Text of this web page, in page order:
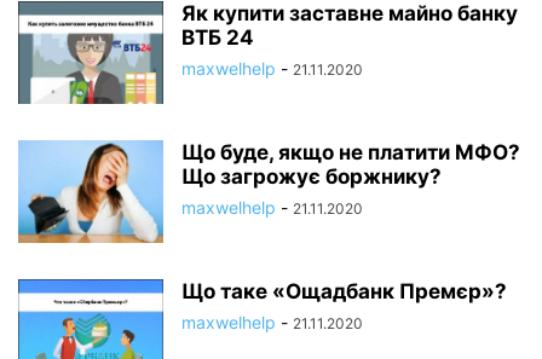
Як купити заставне майно банку
ВТБ 24
maxwelhelp - 21.11.2020
Що буде, якщо не платити МФО?
Що загрожує боржнику?
maxwelhelp - 21.11.2020
Що таке «Ощадбанк Премєр»?
maxwelhelp - 21.11.2020